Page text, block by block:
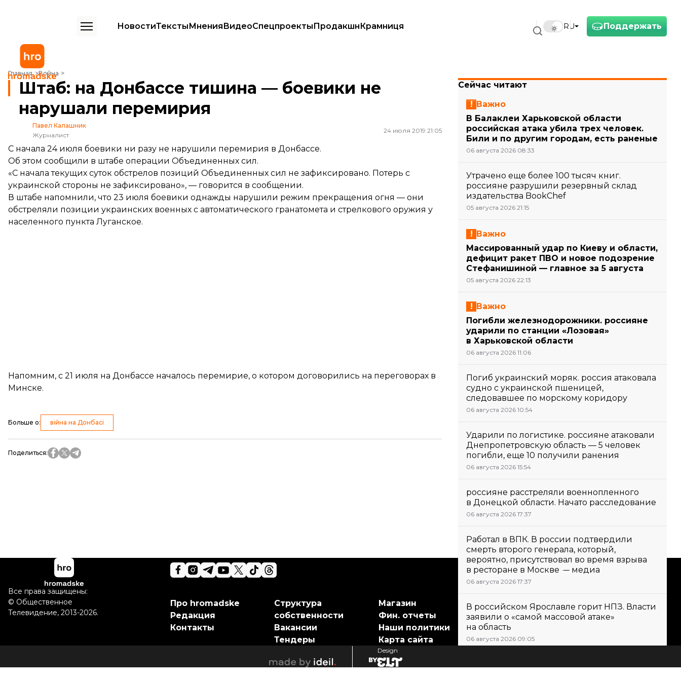
Поддержать
RU
НовостиТекстыМненияВидеоСпецпроектыПродакшнКрамниця
Главная Война
Штаб: на Донбассе тишина — боевики не нарушали перемирия
Штаб: на Донбассе тишина — боевики не
нарушали перемирия
Павел Калашник
Журналист
24 июля 2019 21:05
С начала 24 июля боевики ни разу не нарушили перемирия в Донбассе.
Об этом сообщили в штабе операции Объединенных сил.
«С начала текущих суток обстрелов позиций Объединенных сил не зафиксировано. Потерь с
украинской стороны не зафиксировано», — говорится в сообщении.
В штабе напомнили, что 23 июля боевики однажды нарушили режим прекращения огня — они
обстреляли позиции украинских военных с автоматического гранатомета и стрелкового оружия у
населенного пункта Луганское.
Напомним, с 21 июля на Донбассе началось перемирие, о котором договорились на переговорах в
Минске.
Больше о: війна на Донбасі
Поделиться:
Сейчас читают
Важно
В Балаклеи Харьковской области
российская атака убила трех человек.
Били и по другим городам, есть раненые
06 августа 2026 08:33
Утрачено еще более 100 тысяч книг.
россияне разрушили резервный склад
издательства BookChef
05 августа 2026 21:15
Важно
Массированный удар по Киеву и области,
дефицит ракет ПВО и новое подозрение
Стефанишиной — главное за 5 августа
05 августа 2026 22:13
Важно
Погибли железнодорожники. россияне
ударили по станции «Лозовая»
в Харьковской области
06 августа 2026 11:06
Погиб украинский моряк. россия атаковала
судно с украинской пшеницей,
следовавшее по морскому коридору
06 августа 2026 10:54
Ударили по логистике. россияне атаковали
Днепропетровскую область — 5 человек
погибли, еще 10 получили ранения
06 августа 2026 15:54
россияне расстреляли военнопленного
в Донецкой области. Начато расследование
06 августа 2026 17:37
Работал в ВПК. В россии подтвердили
смерть второго генерала, который,
вероятно, присутствовал во время взрыва
в ресторане в Москве — медиа
06 августа 2026 17:37
В российском Ярославле горит НПЗ. Власти
заявили о «самой массовой атаке»
на область
06 августа 2026 09:05
Важно
Поддержать
Поддержи hromadske.
Мы работаем для тебя и
другом
Про hromadske
Редакция
Контакты
Структура
собственности
Вакансии
Тендеры
Магазин
Фин. отчеты
Наши политики
Карта сайта
Все права защищены:
© Общественное
Телевидение, 2013-2026.
ideil
Design
elt